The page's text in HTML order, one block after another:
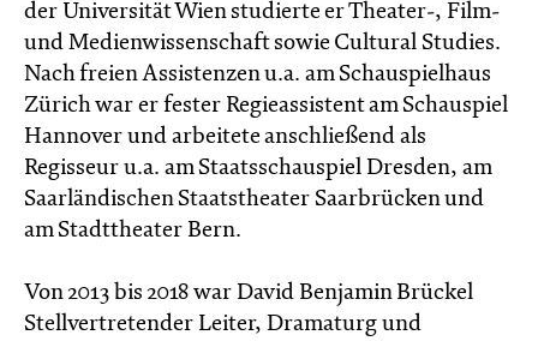
der Universität Wien studierte er Theater-, Film-
und Medienwissenschaft sowie Cultural Studies.
Nach freien Assistenzen u.a. am Schauspielhaus
Zürich war er fester Regieassistent am Schauspiel
Hannover und arbeitete anschließend als
Regisseur u.a. am Staatsschauspiel Dresden, am
Saarländischen Staatstheater Saarbrücken und
am Stadttheater Bern.
Von 2013 bis 2018 war David Benjamin Brückel
Stellvertretender Leiter, Dramaturg und